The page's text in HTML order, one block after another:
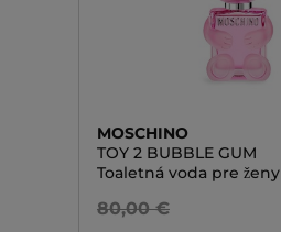
MOSCHINO
TOY 2 BUBBLE GUM
Toaletná voda pre ženy
80,00 €